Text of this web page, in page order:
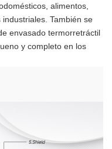
alimentos,
También se
envasado termorretráctil
y completo en los